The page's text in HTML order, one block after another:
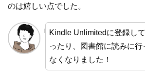
のは嬉しい点でした。
Kindle Unlimitedに登録し
ったり、図書館に読みに
なくなりました！